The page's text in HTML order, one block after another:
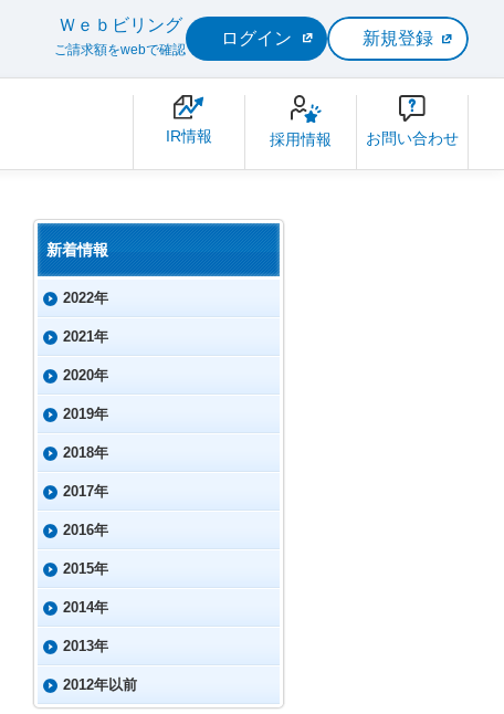
Ｗｅｂビリング
ご請求額をwebで確認
ログイン 新規登録
IR情報 採用情報 お問い合わせ
新着情報
2022年
2021年
2020年
2019年
2018年
2017年
2016年
2015年
2014年
2013年
2012年以前